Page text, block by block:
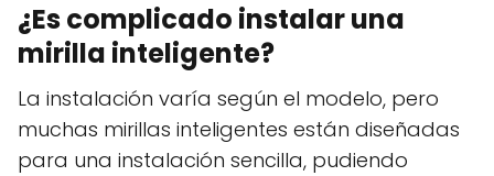
¿Es complicado instalar una
mirilla inteligente?
La instalación varía según el modelo, pero
muchas mirillas inteligentes están diseñadas
para una instalación sencilla, pudiendo